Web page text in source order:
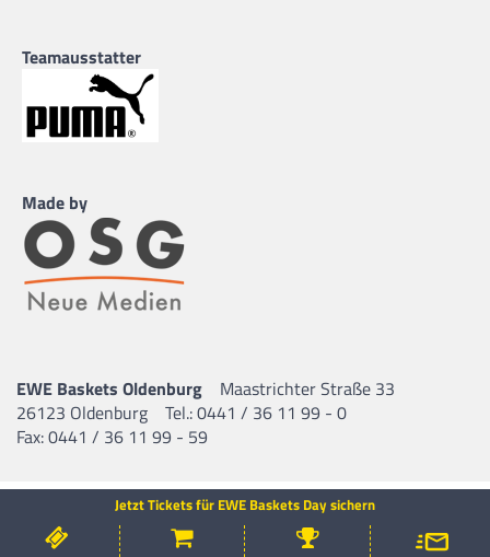
Jetzt Tickets für EWE Baskets Day sichern
Teamausstatter
Made by
EWE Baskets Oldenburg
Maastrichter Straße 33
26123 Oldenburg
Tel.: 0441 / 36 11 99 - 0
Fax: 0441 / 36 11 99 - 59